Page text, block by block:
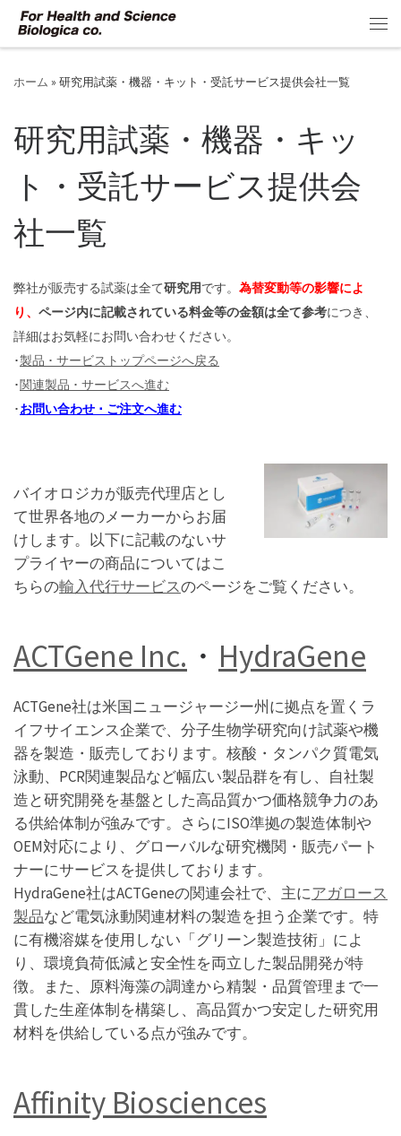
コンテンツへスキップ
ホーム » 研究用試薬・機器・キット・受託サービス提供会社一覧
研究用試薬・機器・キッ
ト・受託サービス提供会
社一覧
弊社が販売する試薬は全て研究用です。 為替変動等の影響によ
り、 ページ内に記載されている料金等の金額は全て参考につき、
詳細はお気軽にお問い合わせください。
･製品 ･ サービストップページへ戻る
･関連製品 ･ サービスへ進む
･お問い合わせ ･ ご注文へ進む
バイオロジカが販売代理店とし
て世界各地のメーカーからお届
けします。以下に記載のないサ
プライヤーの商品についてはこ
ちらの輸入代行サービスのページをご覧ください。
ACTGene Inc. ・ HydraGene
ACTGene社は米国ニュージャージー州に拠点を置くラ
イフサイエンス企業で、分子生物学研究向け試薬や機
器を製造・販売しております。核酸・タンパク質電気
泳動、PCR関連製品など幅広い製品群を有し、自社製
造と研究開発を基盤とした高品質かつ価格競争力のあ
る供給体制が強みです。さらにISO準拠の製造体制や
OEM対応により、グローバルな研究機関・販売パート
ナーにサービスを提供しております。
HydraGene社はACTGeneの関連会社で、主にアガロース
製品など電気泳動関連材料の製造を担う企業です。特
に有機溶媒を使用しない「グリーン製造技術」によ
り、環境負荷低減と安全性を両立した製品開発が特
徴。また、原料海藻の調達から精製・品質管理まで一
貫した生産体制を構築し、高品質かつ安定した研究用
材料を供給している点が強みです。
Affinity Biosciences